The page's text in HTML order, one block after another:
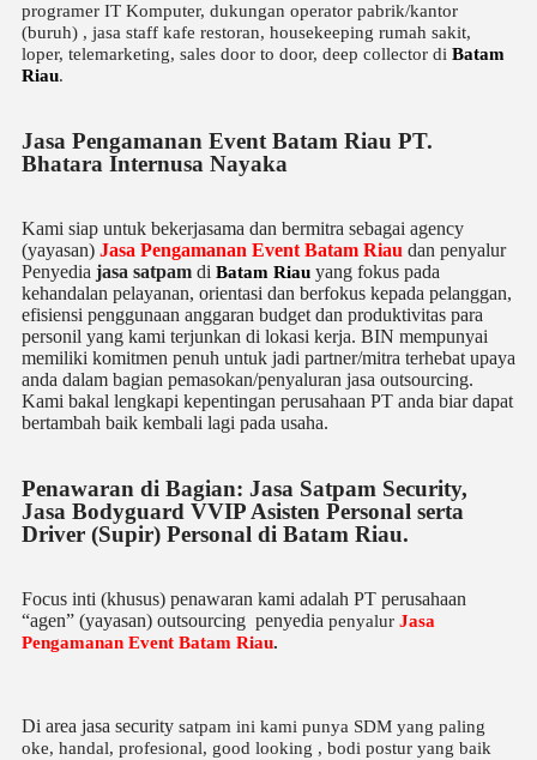
programer IT Komputer, dukungan operator pabrik/kantor
(buruh) , jasa staff kafe restoran, housekeeping rumah sakit,
loper, telemarketing, sales door to door, deep collector di Batam
Riau.
Jasa Pengamanan Event Batam Riau PT.
Bhatara Internusa Nayaka
Kami siap untuk bekerjasama dan bermitra sebagai agency
(yayasan) Jasa Pengamanan Event Batam Riau dan penyalur
Penyedia jasa satpam di Batam Riau yang fokus pada
kehandalan pelayanan, orientasi dan berfokus kepada pelanggan,
efisiensi penggunaan anggaran budget dan produktivitas para
personil yang kami terjunkan di lokasi kerja. BIN mempunyai
memiliki komitmen penuh untuk jadi partner/mitra terhebat upaya
anda dalam bagian pemasokan/penyaluran jasa outsourcing.
Kami bakal lengkapi kepentingan perusahaan PT anda biar dapat
bertambah baik kembali lagi pada usaha.
Penawaran di Bagian: Jasa Satpam Security,
Jasa Bodyguard VVIP Asisten Personal serta
Driver (Supir) Personal di Batam Riau.
Focus inti (khusus) penawaran kami adalah PT perusahaan
“agen” (yayasan) outsourcing penyedia penyalur Jasa
Pengamanan Event Batam Riau.
Di area jasa security satpam ini kami punya SDM yang paling
oke, handal, profesional, good looking , bodi postur yang baik